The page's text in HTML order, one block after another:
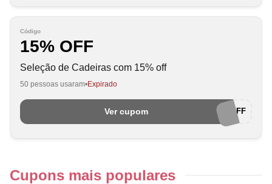
Código
15% OFF
Seleção de Cadeiras com 15% off
50 pessoas usaram Expirado
Ver cupom MAIS15OFF
Cupons mais populares